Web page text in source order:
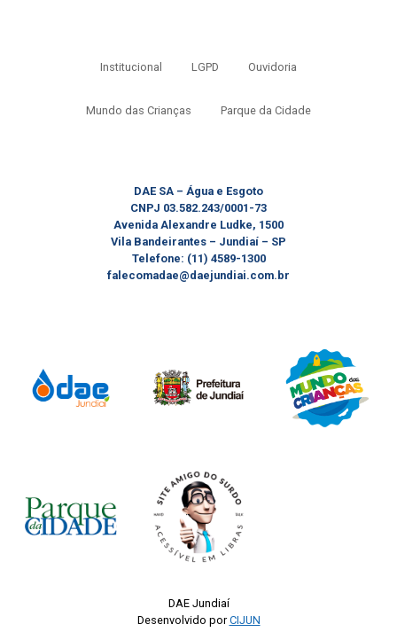
Institucional LGPD Ouvidoria
Mundo das Crianças Parque da Cidade
DAE SA – Água e Esgoto
CNPJ 03.582.243/0001-73
Avenida Alexandre Ludke, 1500
Vila Bandeirantes – Jundiaí – SP
Telefone: (11) 4589-1300
falecomadae@daejundiai.com.br
DAE Jundiaí
Desenvolvido porCIJUN